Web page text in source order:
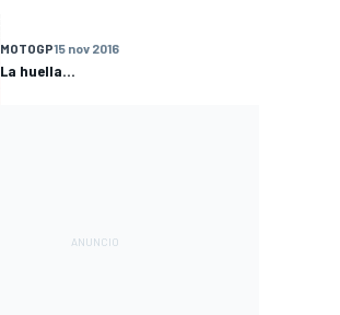
MOTOGP15 nov 2016
La huella...